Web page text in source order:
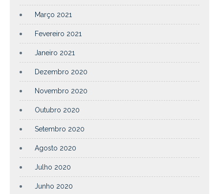
Março 2021
Fevereiro 2021
Janeiro 2021
Dezembro 2020
Novembro 2020
Outubro 2020
Setembro 2020
Agosto 2020
Julho 2020
Junho 2020